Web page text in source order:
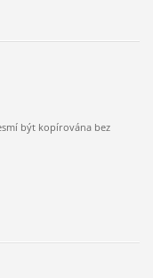
být kopírována bez